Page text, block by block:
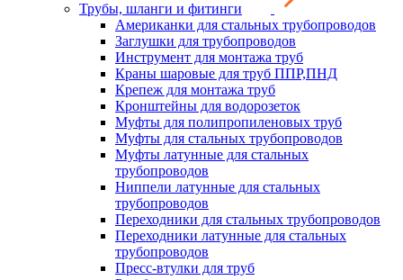
Трубы, шланги и фитинги
Американки для стальных трубопроводов
Заглушки для трубопроводов
Инструмент для монтажа труб
Краны шаровые для труб ППР,ПНД
Крепеж для монтажа труб
Кронштейны для водорозеток
Муфты для полипропиленовых труб
Муфты для стальных трубопроводов
Муфты латунные для стальных
трубопроводов
Ниппели латунные для стальных
трубопроводов
Переходники для стальных трубопроводов
Переходники латунные для стальных
трубопроводов
Пресс-втулки для труб